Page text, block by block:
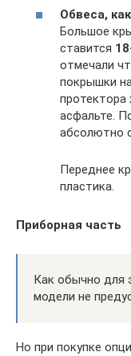
Обвеса,
Большое
ставится
отмечали
покрышки
асфальте.
абсолютно
Переднее
пластика.
Приборная часть
Как обычно для
модели не
Но при покупке